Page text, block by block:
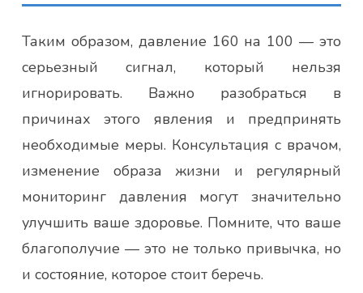
Таким образом, давление 160 на 100 — это
серьезный сигнал, который нельзя
игнорировать. Важно разобраться в
причинах этого явления и предпринять
необходимые меры. Консультация с врачом,
изменение образа жизни и регулярный
мониторинг давления могут значительно
улучшить ваше здоровье. Помните, что ваше
благополучие — это не только привычка, но
и состояние, которое стоит беречь.